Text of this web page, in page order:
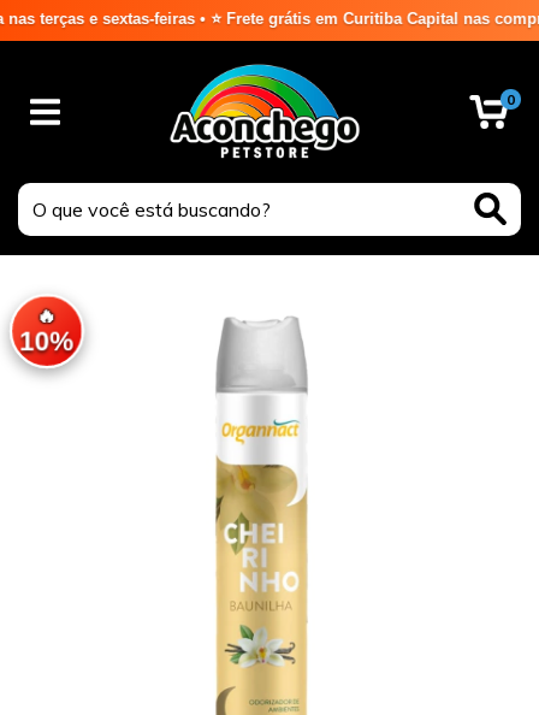
e sextas-feiras • ⭐ Frete grátis em Curitiba Capital nas compras
0
🔥
10%